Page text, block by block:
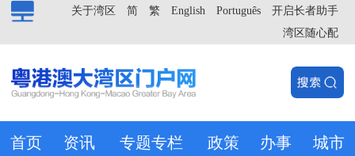
开启长者助手
Português
English
繁
简
关于湾区
湾区随心配
首页 资讯 专题专栏 政策 办事 城市